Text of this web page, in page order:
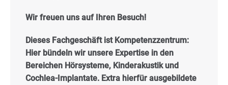
Wir freuen uns auf Ihren Besuch!
Dieses Fachgeschäft ist Kompetenzzentrum:
Hier bündeln wir unsere Expertise in den
Bereichen Hörsysteme, Kinderakustik und
Cochlea-Implantate. Extra hierfür ausgebildete